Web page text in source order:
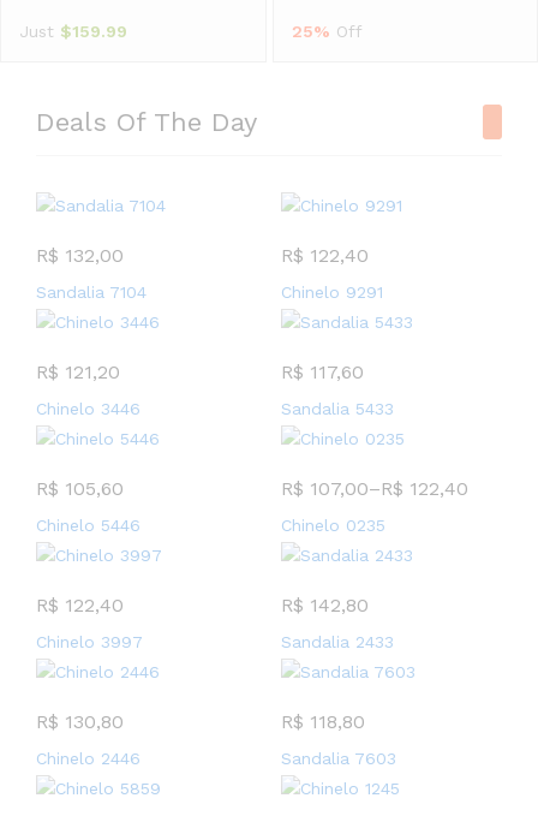
Just $159.99 25% Off
Deals Of The Day
R$ 132,00
Sandalia 7104
R$ 122,40
Chinelo 9291
R$ 121,20
Chinelo 3446
R$ 117,60
Sandalia 5433
R$ 105,60
Chinelo 5446
R$ 107,00–R$ 122,40
Chinelo 0235
R$ 122,40
Chinelo 3997
R$ 142,80
Sandalia 2433
R$ 130,80
Chinelo 2446
R$ 118,80
Sandalia 7603